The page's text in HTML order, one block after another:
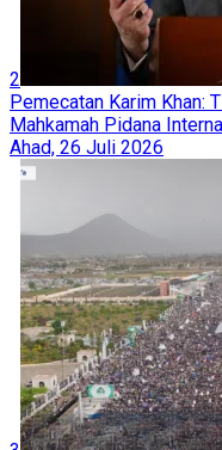
2
Pemecatan Karim Khan:
Mahkamah Pidana
Ahad, 26 Juli 2026